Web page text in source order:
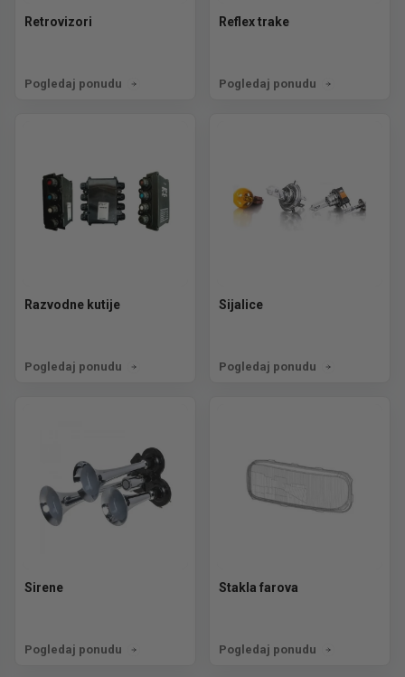
Retrovizori
Pogledaj ponudu
Reflex trake
Pogledaj ponudu
Razvodne kutije
Pogledaj ponudu
Sijalice
Pogledaj ponudu
Sirene
Pogledaj ponudu
Stakla farova
Pogledaj ponudu